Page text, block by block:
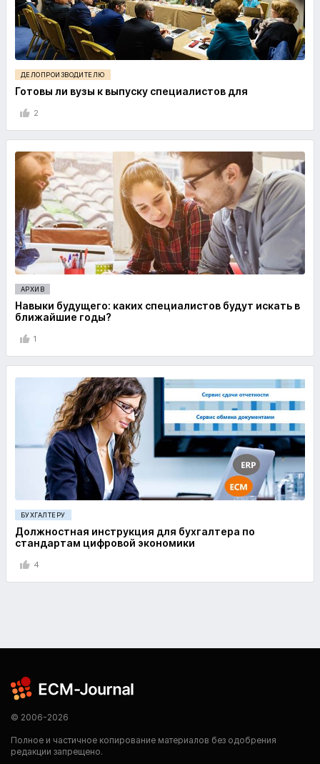
ДЕЛОПРОИЗВОДИТЕЛЮ
Готовы ли вузы к выпуску специалистов для
2
АРХИВ
Навыки будущего: каких специалистов будут искать в
ближайшие годы?
1
БУХГАЛТЕРУ
Должностная инструкция для бухгалтера по
стандартам цифровой экономики
4
© 2006-2026
Полное и частичное копирование материалов без одобрения
редакции запрещено.